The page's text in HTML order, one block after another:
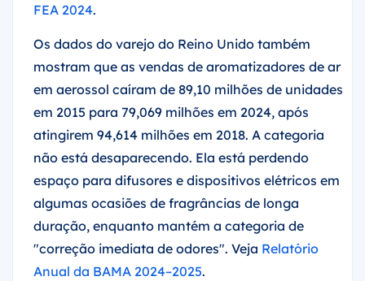
FEA 2024.
Os dados do varejo do Reino Unido também
mostram que as vendas de aromatizadores de ar
em aerossol caíram de 89,10 milhões de unidades
em 2015 para 79,069 milhões em 2024, após
atingirem 94,614 milhões em 2018. A categoria
não está desaparecendo. Ela está perdendo
espaço para difusores e dispositivos elétricos em
algumas ocasiões de fragrâncias de longa
duração, enquanto mantém a categoria de
"correção imediata de odores". Veja Relatório
Anual da BAMA 2024–2025.